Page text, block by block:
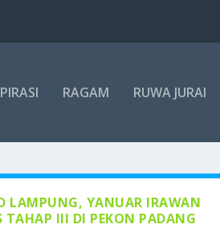
RAGAM RUWA JURAI
LAMPUNG, YANUAR IRAWAN
TAHAP III DI PEKON PADANG